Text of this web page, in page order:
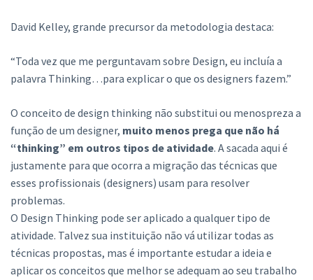
David Kelley, grande precursor da metodologia destaca:
“Toda vez que me perguntavam sobre Design, eu incluía a
palavra Thinking…para explicar o que os designers fazem.”
O conceito de design thinking não substitui ou menospreza a
função de um designer, muito menos prega que não há
“thinking” em outros tipos de atividade. A sacada aqui é
justamente para que ocorra a migração das técnicas que
esses profissionais (designers) usam para resolver
problemas.
O Design Thinking pode ser aplicado a qualquer tipo de
atividade. Talvez sua instituição não vá utilizar todas as
técnicas propostas, mas é importante estudar a ideia e
aplicar os conceitos que melhor se adequam ao seu trabalho